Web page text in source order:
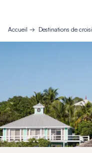
Accueil Destinations de